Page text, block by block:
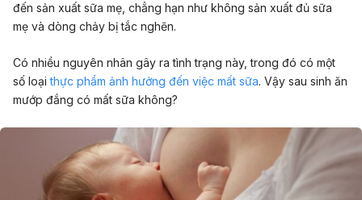
đến sản xuất sữa mẹ, chẳng hạn như không sản xuất đủ sữa
mẹ và dòng chảy bị tắc nghẽn.
Có nhiều nguyên nhân gây ra tình trạng này, trong đó có một
số loạithực phẩm ảnh hưởng đến việc mất sữa. Vậy sau sinh ăn
mướp đắng có mất sữa không?